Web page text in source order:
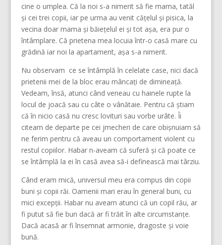
cine o umplea. Că la noi s-a nimerit să fie mama, tatăl
și cei trei copii, iar pe urma au venit cățelul și pisica, la
vecina doar mama și băiețelul ei și tot așa, era pur o
întâmplare. Că prietena mea locuia într-o casă mare cu
grădină iar noi la apartament, așa s-a nimerit.
Nu observam ce se întâmplă în celelate case, nici dacă
prietenii mei de la bloc erau mâncați de dimineață.
Vedeam, însă, atunci când veneau cu hainele rupte la
locul de joacă sau cu câte o vânătaie. Pentru că știam
că în nicio casă nu cresc lovituri sau vorbe urâte. Îi
citeam de departe pe cei jmecheri de care obișnuiam să
ne ferim pentru că aveau un comportament violent cu
restul copiilor. Habar n-aveam că suferă și că poate ce
se întâmplă la ei în casă avea să-i definească mai târziu.
Când eram mică, universul meu era compus din copii
buni și copii răi. Oamenii mari erau în general buni, cu
mici excepții. Habar nu aveam atunci că un copil rău, ar
fi putut să fie bun dacă ar fi trăit în alte circumstanțe.
Dacă acasă ar fi însemnat armonie, dragoste și voie
bună.